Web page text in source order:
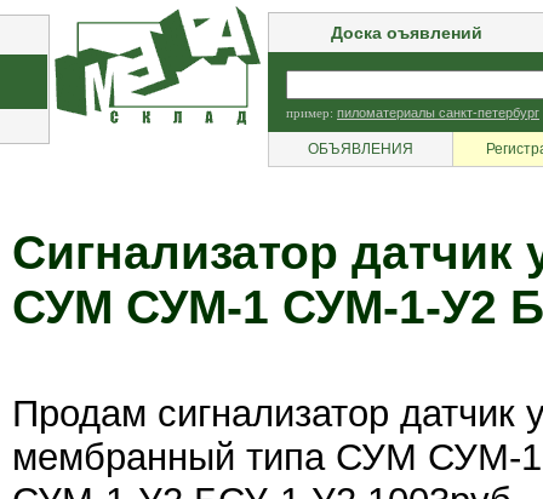
Доска оъявлений
пример: пиломатериалы санкт-петербург
ОБЪЯВЛЕНИЯ
Сигнализатор
СУМ СУМ-1 СУМ-1-У2
Продам сигнализатор датчик
мембранный типа СУМ СУМ-1